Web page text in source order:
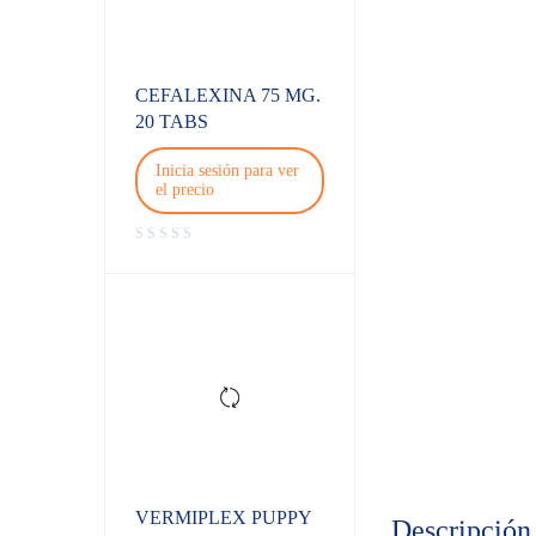
CEFALEXINA 75 MG.
20 TABS
Inicia sesión para ver
el precio
VERMIPLEX PUPPY